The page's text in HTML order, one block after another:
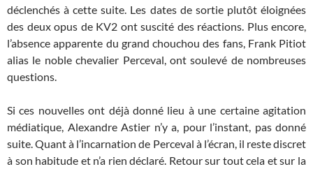
déclenchés à cette suite. Les dates de sortie plutôt éloignées
des deux opus de KV2 ont suscité des réactions. Plus encore,
l’absence apparente du grand chouchou des fans, Frank Pitiot
alias le noble chevalier Perceval, ont soulevé de nombreuses
questions.
Si ces nouvelles ont déjà donné lieu à une certaine agitation
médiatique, Alexandre Astier n’y a, pour l’instant, pas donné
suite. Quant à l’incarnation de Perceval à l’écran, il reste discret
à son habitude et n’a rien déclaré. Retour sur tout cela et sur la